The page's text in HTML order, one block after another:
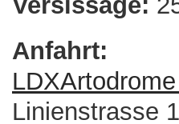
Anfahrt:
Linienstrasse